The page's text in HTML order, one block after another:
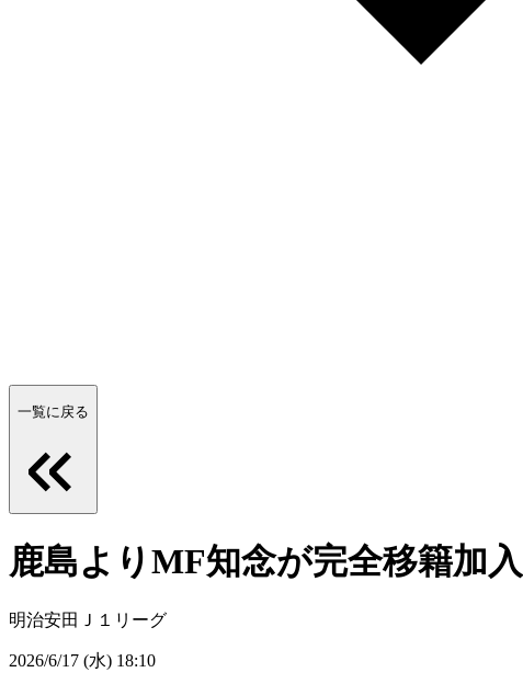
一覧に戻る
鹿島よりMF知念が完全移籍加入
明治安田Ｊ１リーグ
2026/6/17 (水) 18:10